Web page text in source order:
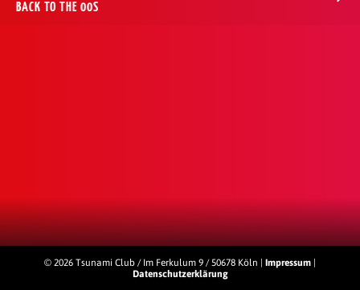
BACK TO THE 00S
© 2026 Tsunami Club / Im Ferkulum 9 / 50678 Köln | Impressum |
Datenschutzerklärung